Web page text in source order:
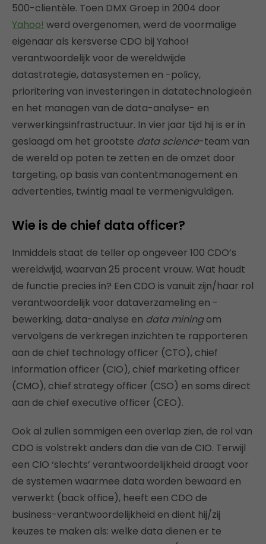
500-clientèle. Toen DMX Groep in 2004 door
Yahoo! werd overgenomen, werd de voormalige
eigenaar als kersverse CDO bij Yahoo!
verantwoordelijk voor de wereldwijde
datastrategie, datasystemen en -policy,
prioritering van investeringen in datatechnologieën
en het managen van de data-analyse- en
verwerkingsinfrastructuur. In vier jaar tijd hij is er in
geslaagd om het grootste data science-team van
de wereld op poten te zetten en de omzet door
targeting, op basis van contentmanagement en
advertenties, twintig maal te vermenigvuldigen.
Wie is de chief data officer?
Inmiddels staat de teller op ongeveer 100 CDO’s
wereldwijd, waarvan 25 procent vrouw. Wat houdt
de functie precies in? Een CDO is vanuit zijn/haar rol
verantwoordelijk voor dataverzameling en -
bewerking, data-analyse en data miningom
vervolgens de verkregen inzichten te rapporteren
aan de chief technology officer (CTO), chief
information officer (CIO), chief marketing officer
(CMO), chief strategy officer (CSO) en soms direct
aan de chief executive officer (CEO).
Ook al zullen sommigen een overlap zien, de rol van
CDO is volstrekt anders dan die van de CIO. Terwijl
een CIO ‘slechts’ verantwoordelijkheid draagt voor
de systemen waarmee data worden bewaard en
verwerkt (back office), heeft een CDO de
business-verantwoordelijkheid en dient hij/zij
keuzes te maken als: welke data dienen er te